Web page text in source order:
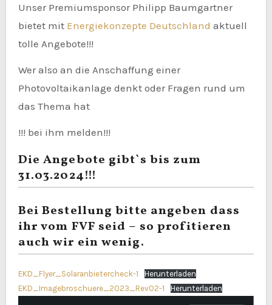
Unser Premiumsponsor Philipp Baumgartner
bietet mit Energiekonzepte Deutschland aktuell
tolle Angebote!!!
Wer also an die Anschaffung einer
Photovoltaikanlage denkt oder Fragen rund um
das Thema hat
!!! bei ihm melden!!!
Die Angebote gibt`s bis zum
31.03.2024!!!
Bei Bestellung bitte angeben dass
ihr vom FVF seid – so profitieren
auch wir ein wenig.
EKD_Flyer_Solaranbietercheck-1
Herunterladen
EKD_Imagebroschuere_2023_Rev02-1
Herunterladen